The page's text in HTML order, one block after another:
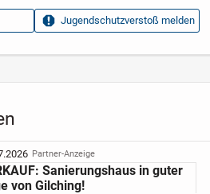
Partner-Anzeige
Sanierungshaus in guter
von Gilching!
Jugendschutzverstoß melden